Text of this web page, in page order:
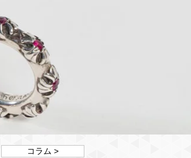
コラム >